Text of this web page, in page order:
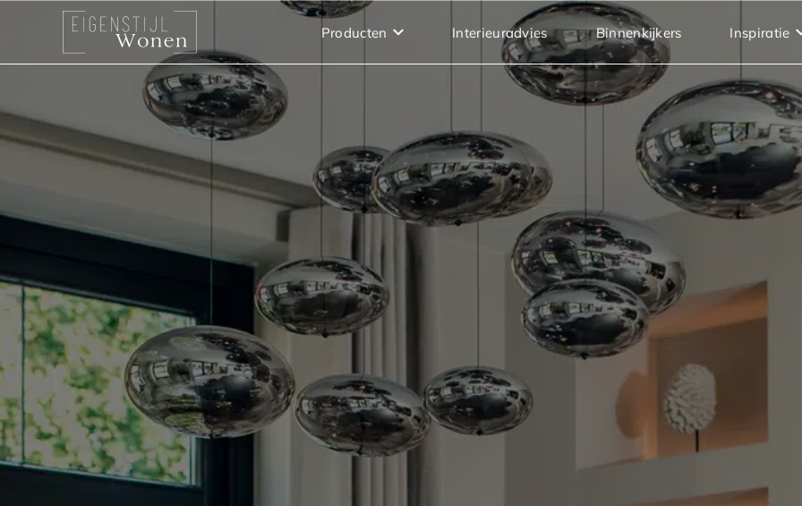
Producten Interieuradvies Binnenkijkers Inspiratie